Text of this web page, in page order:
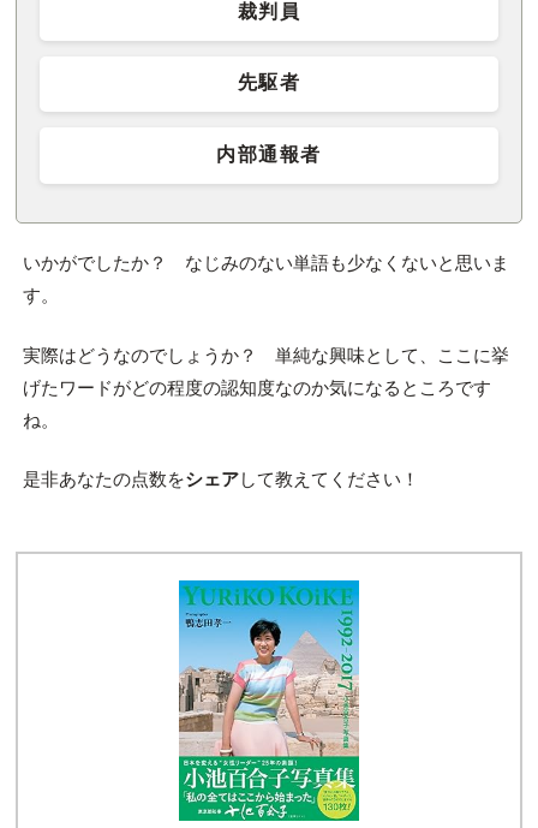
裁判員
先駆者
内部通報者
いかがでしたか？ なじみのない単語も少なくないと思いま
す。
実際はどうなのでしょうか？ 単純な興味として、ここに挙
げたワードがどの程度の認知度なのか気になるところです
ね。
是非あなたの点数をシェアして教えてください！